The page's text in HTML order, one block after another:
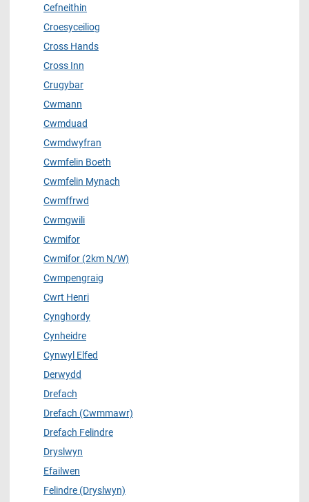
Cefneithin
Croesyceiliog
Cross Hands
Cross Inn
Crugybar
Cwmann
Cwmduad
Cwmdwyfran
Cwmfelin Boeth
Cwmfelin Mynach
Cwmffrwd
Cwmgwili
Cwmifor
Cwmifor (2km N/W)
Cwmpengraig
Cwrt Henri
Cynghordy
Cynheidre
Cynwyl Elfed
Derwydd
Drefach
Drefach (Cwmmawr)
Drefach Felindre
Dryslwyn
Efailwen
Felindre (Dryslwyn)